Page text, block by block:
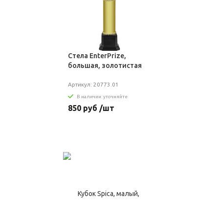
Стела EnterPrize,
большая, золотистая
Артикул: 20773.01
В наличии: уточняйте
850 руб /шт